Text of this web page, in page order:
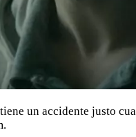
un accidente justo